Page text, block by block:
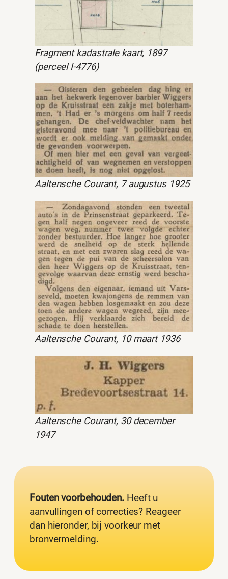
Fragment kadastrale kaart, 1897
(perceel I-4776)
Aaltensche Courant, 7 augustus 1925
Aaltensche Courant, 10 maart 1936
Aaltensche Courant, 30 december
1947
Fouten voorbehouden. Heeft u
aanvullingen of correcties? Reageer
dan hieronder, bij voorkeur met
bronvermelding.